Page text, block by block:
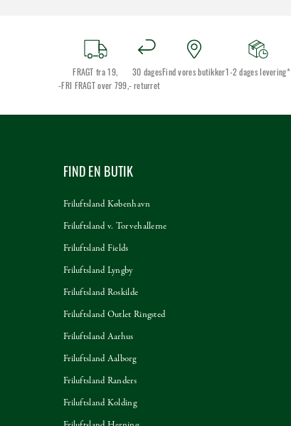
FRAGT fra 19,
-FRI FRAGT over 799,-
30 dages
returret
Find vores butikker1-2 dages levering*
FIND EN BUTIK
Friluftsland København
Friluftsland v. Torvehallerne
Friluftsland Fields
Friluftsland Lyngby
Friluftsland Roskilde
Friluftsland Outlet Ringsted
Friluftsland Aarhus
Friluftsland Aalborg
Friluftsland Randers
Friluftsland Kolding